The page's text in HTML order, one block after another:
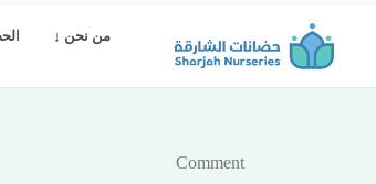
من نحن ↓
a comment